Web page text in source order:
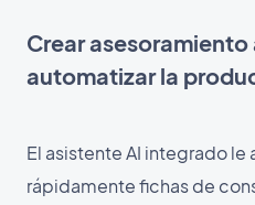
Crear asesoramiento
automatizar la
El asistente AI integrado le
rápidamente fichas de